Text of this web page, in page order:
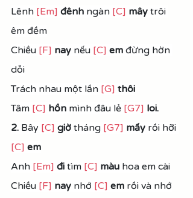
Lênh [Em] đênh ngàn [C] mây trôi
êm đềm
Chiều [F] nay nếu [C] em đừng hờn
dỗi
Trách nhau một lần [G] thôi
Tâm [C] hồn mình đâu lẻ [G7] loi.
2. Bây [C] giờ tháng [G7] mấy rồi hỡi
[C] em
Anh [Em] đi tìm [C] màu hoa em cài
Chiều [F] nay nhớ [C] em rồi và nhớ